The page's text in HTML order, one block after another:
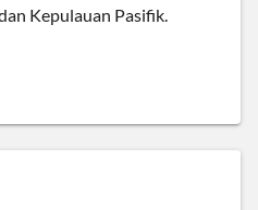
Kepulauan Pasifik.